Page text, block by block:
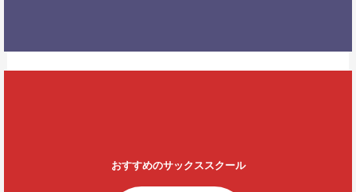
おすすめのサックススクール